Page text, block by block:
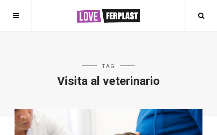
TAG
Visita al veterinario